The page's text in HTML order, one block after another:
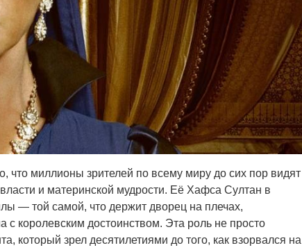
что миллионы зрителей по всему миру до сих пор видят
и материнской мудрости. Её Хафса Султан в
— той самой, что держит дворец на плечах,
с королевским достоинством. Эта роль не просто
который зрел десятилетиями до того, как взорвался на